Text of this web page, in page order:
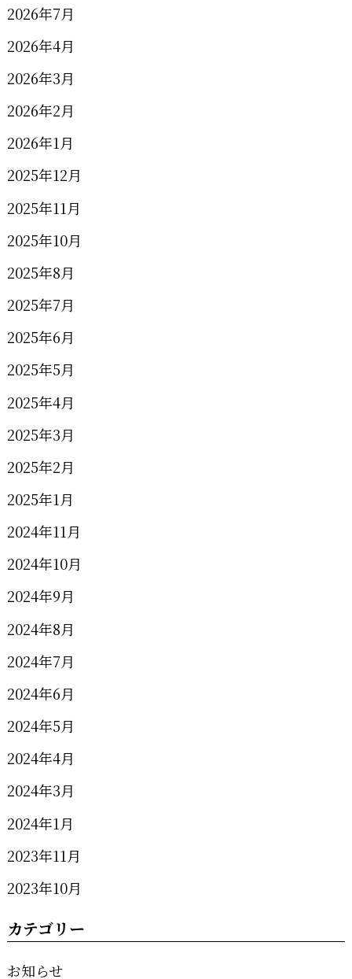
2026年7月
2026年4月
2026年3月
2026年2月
2026年1月
2025年12月
2025年11月
2025年10月
2025年8月
2025年7月
2025年6月
2025年5月
2025年4月
2025年3月
2025年2月
2025年1月
2024年11月
2024年10月
2024年9月
2024年8月
2024年7月
2024年6月
2024年5月
2024年4月
2024年3月
2024年1月
2023年11月
2023年10月
カテゴリー
お知らせ